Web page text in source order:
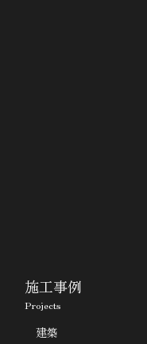
施工事例
Projects
建築